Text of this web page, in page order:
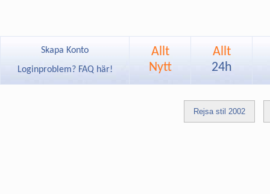
Skapa Konto
Loginproblem? FAQ här!
Allt
Nytt
Allt
24h
Rejsa stil 2002